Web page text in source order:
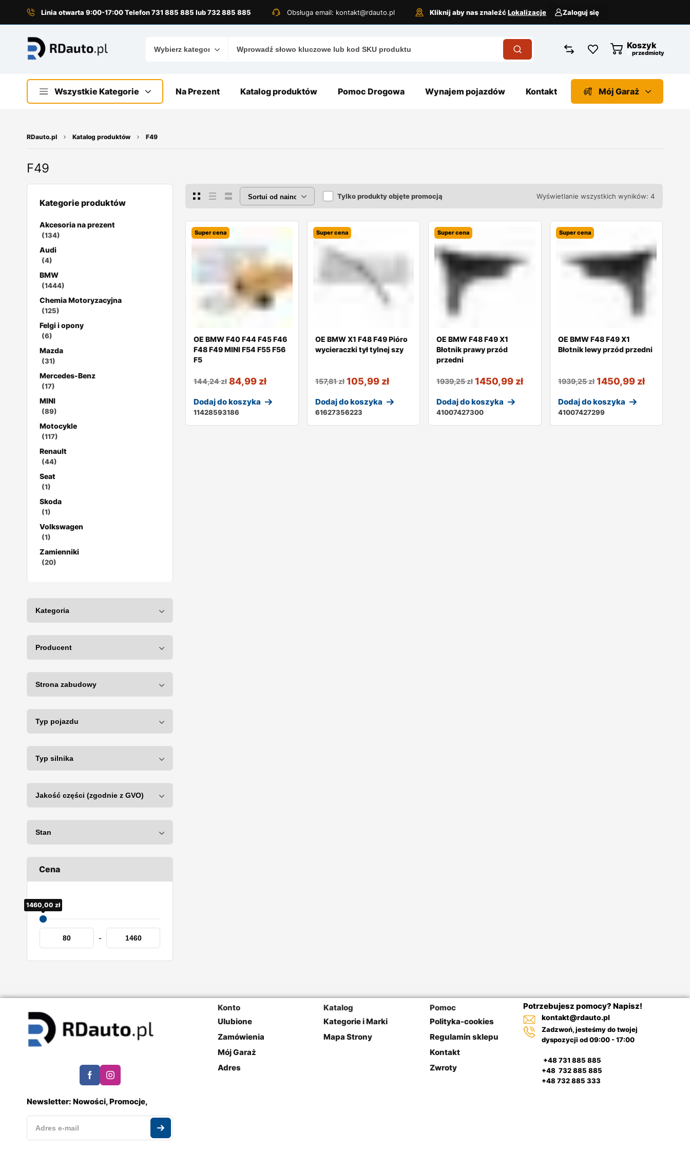
Linia otwarta 9:00-17:00 Telefon 731 885 885 lub 732 885 885 Obsługa email: kontakt@rdauto.pl Kliknij aby nas znaleźćLokalizacje Zaloguj się
Koszyk
przedmioty
Wszystkie Kategorie Na Prezent Katalog produktów Pomoc Drogowa Wynajem pojazdów Kontakt Mój Garaż
RDauto.pl Katalog produktów F49
F49
Kategorie produktów
Akcesoria na prezent
(134)
Audi
(4)
BMW
(1444)
Chemia Motoryzacyjna
(125)
Felgi i opony
(6)
Mazda
(31)
Mercedes-Benz
(17)
MINI
(89)
Motocykle
(117)
Renault
(44)
Seat
(1)
Skoda
(1)
Volkswagen
(1)
Zamienniki
(20)
Cena
80,00zł
1460,00 zł
-
Tylko produkty objęte promocją Wyświetlanie wszystkich wyników: 4
Super cena
OE BMW F40 F44 F45 F46
F48 F49 MINI F54 F55 F56
F5
144,24zł 84,99 zł
Dodaj do koszyka
11428593186
Super cena
OE BMW X1 F48 F49 Pióro
wycieraczki tył tylnej szy
157,81zł 105,99 zł
Dodaj do koszyka
61627356223
Super cena
OE BMW F48 F49 X1
Błotnik prawy przód
przedni
1939,25zł 1450,99 zł
Dodaj do koszyka
41007427300
Super cena
OE BMW F48 F49 X1
Błotnik lewy przód przedni
1939,25zł 1450,99 zł
Dodaj do koszyka
41007427299
Newsletter: Nowości, Promocje,
Konto
Ulubione
Zamówienia
Mój Garaż
Adres
Katalog
Kategorie i Marki
Mapa Strony
Pomoc
Polityka-cookies
Regulamin sklepu
Kontakt
Zwroty
Potrzebujesz pomocy? Napisz!
kontakt@rdauto.pl
Zadzwoń, jesteśmy do twojej
dyspozycji od 09:00 - 17:00
+48 731 885 885
+48 732 885 885
+48 732 885 333